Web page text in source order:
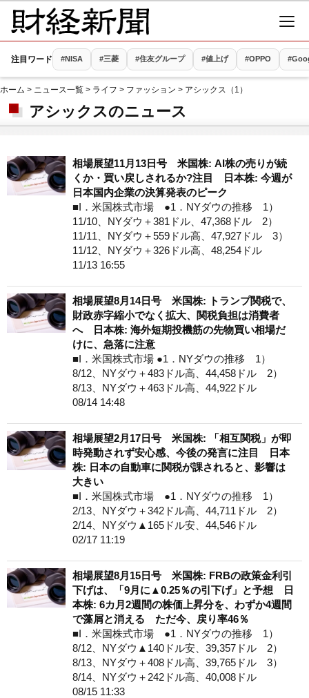
注目ワード #NISA #三菱 #住友グループ #値上げ #OPPO
ホーム > ニュース一覧 > ライフ > ファッション > アシックス（1）
アシックスのニュース
相場展望11月13日号 米国株: AI株の売りが続
くか・買い戻しされるか?注目 日本株: 今週が
日本国内企業の決算発表のピーク
■I．米国株式市場 ●1．NYダウの推移 1）
11/10、NYダウ＋381ドル、47,368ドル 2）
11/11、NYダウ＋559ドル高、47,927ドル 3）
11/12、NYダウ＋326ドル高、48,254ドル
11/13 16:55
相場展望8月14日号 米国株: トランプ関税で、
財政赤字縮小でなく拡大、関税負担は消費者
へ 日本株: 海外短期投機筋の先物買い相場だ
けに、急落に注意
■I．米国株式市場 ●1．NYダウの推移 1）
8/12、NYダウ＋483ドル高、44,458ドル 2）
8/13、NYダウ＋463ドル高、44,922ドル
08/14 14:48
相場展望2月17日号 米国株: 「相互関税」が即
時発動されず安心感、今後の発言に注目 日本
株: 日本の自動車に関税が課されると、影響は
大きい
■I．米国株式市場 ●1．NYダウの推移 1）
2/13、NYダウ＋342ドル高、44,711ドル 2）
2/14、NYダウ▲165ドル安、44,546ドル
02/17 11:19
相場展望8月15日号 米国株: FRBの政策金利引
下げは、「9月に▲0.25％の引下げ」と予想 日
本株: 6カ月2週間の株価上昇分を、わずか4週間
で藻屑と消える ただ今、戻り率46％
■I．米国株式市場 ●1．NYダウの推移 1）
8/12、NYダウ▲140ドル安、39,357ドル 2）
8/13、NYダウ＋408ドル高、39,765ドル 3）
8/14、NYダウ＋242ドル高、40,008ドル
08/15 11:33